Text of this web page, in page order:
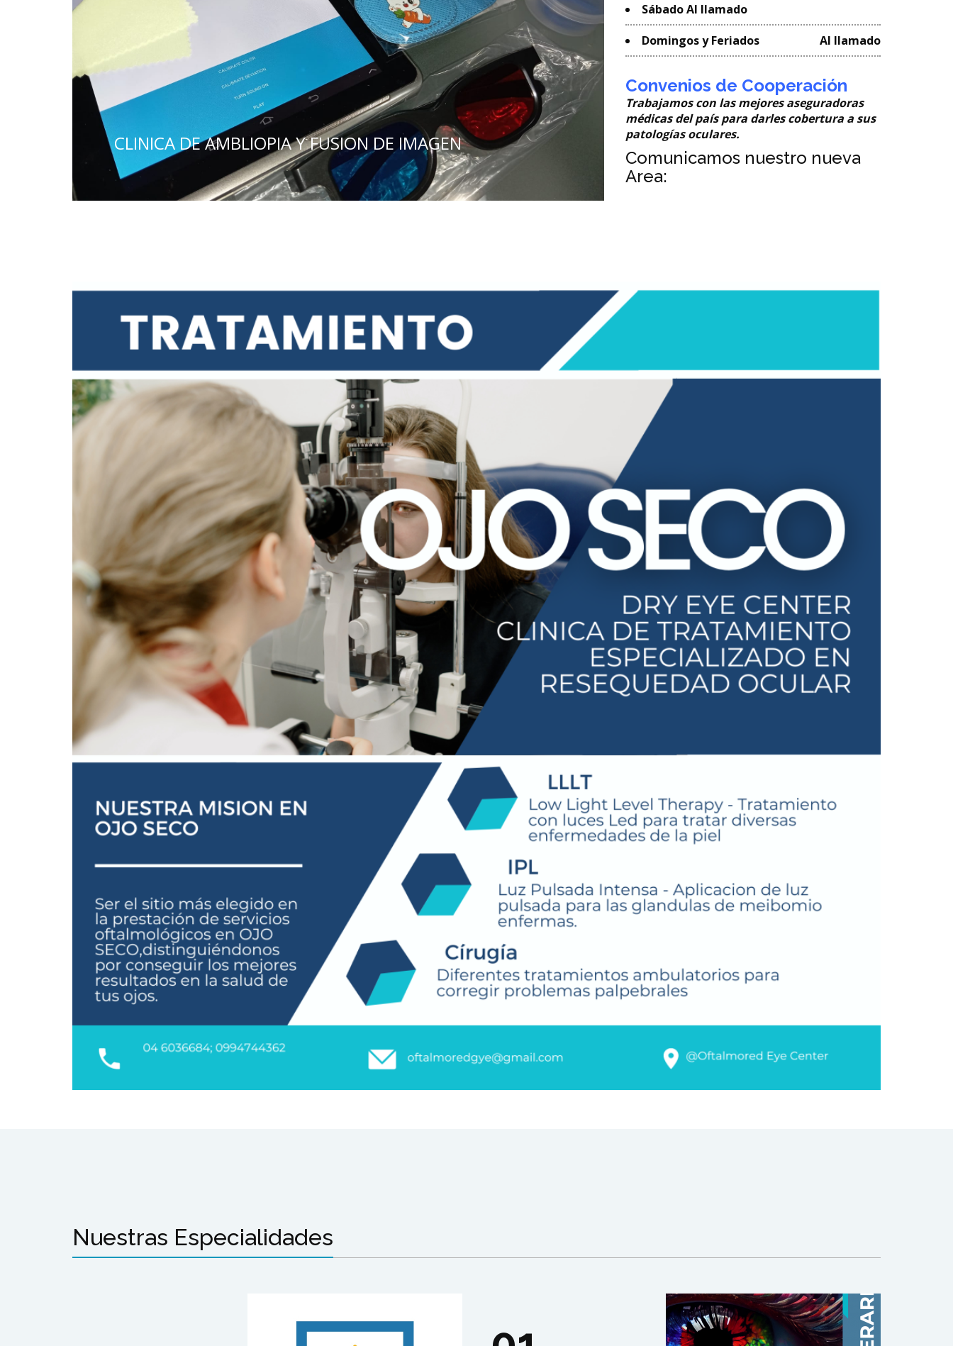
CLINICA DE AMBLIOPIA Y FUSION DE IMAGEN
Sábado Al llamado
Domingos y Feriados
Al llamado
Convenios de Cooperación
Trabajamos con las mejores aseguradoras
médicas del país para darles cobertura a sus
patologías oculares.
Comunicamos nuestro nueva
Area:
Nuestras Especialidades